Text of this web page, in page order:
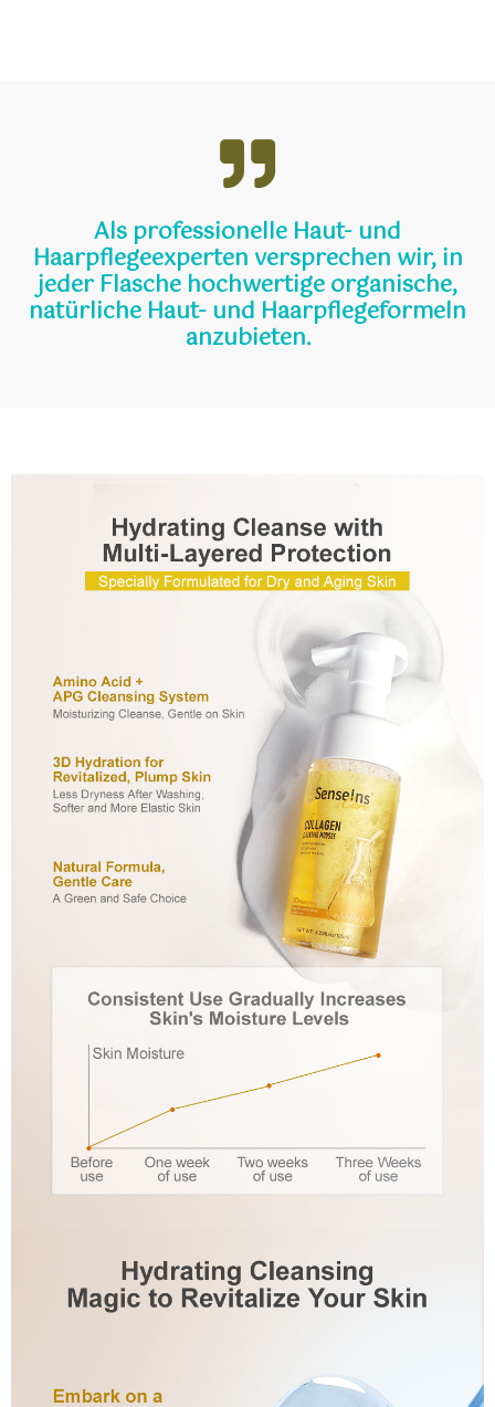
Als professionelle Haut- und
Haarpflegeexperten versprechen wir, in
jeder Flasche hochwertige organische,
natürliche Haut- und Haarpflegeformeln
anzubieten.